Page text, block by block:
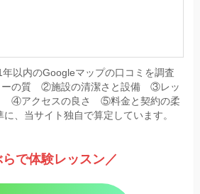
年以内のGoogleマップの口コミを調査
ーの質 ②施設の清潔さと設備 ③レッ
④アクセスの良さ ⑤料金と契約の柔
、当サイト独自で算定しています。
らで体験レッスン／